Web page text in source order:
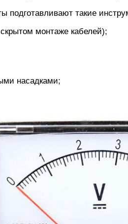
подготавливают такие
монтаже кабелей);
насадками;